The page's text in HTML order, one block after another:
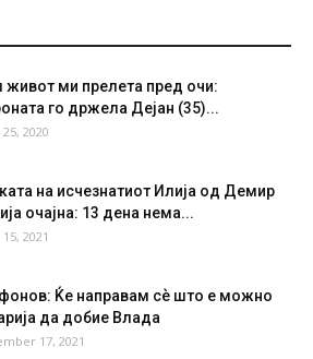
живот ми прелета пред очи:
го држела Дејан (35)...
2020
на исчезнатиот Илија од Демир
очајна: 13 дена нема...
2021
Ќе направам сѐ што е можно
да добие Влада
17, 2021